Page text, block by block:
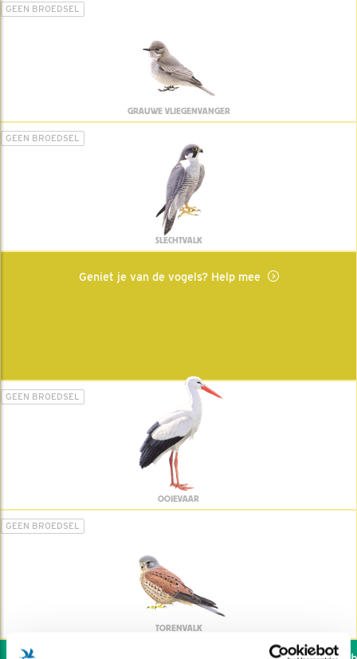
GEEN BROEDSEL
GRAUWE VLIEGENVANGER
GEEN BROEDSEL
SLECHTVALK
Geniet je van de vogels? Help mee
GEEN BROEDSEL
OOIEVAAR
GEEN BROEDSEL
TORENVALK